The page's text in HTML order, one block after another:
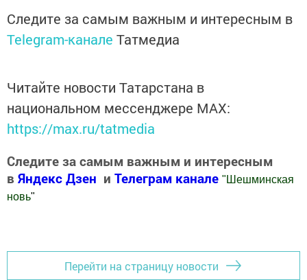
Следите за самым важным и интересным в
Telegram-канале Татмедиа
Читайте новости Татарстана в
национальном мессенджере MАХ:
https://max.ru/tatmedia
Следите за самым важным и интересным
в Яндекс Дзен и Телеграм канале " Шешминская
новь"
Перейти на страницу новости